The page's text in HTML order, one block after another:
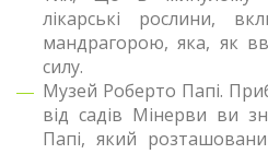
лікарські рослини,
мандрагорою, яка, як
силу.
Музей Роберто Папі.
від садів Мінерви ви
Папі, який